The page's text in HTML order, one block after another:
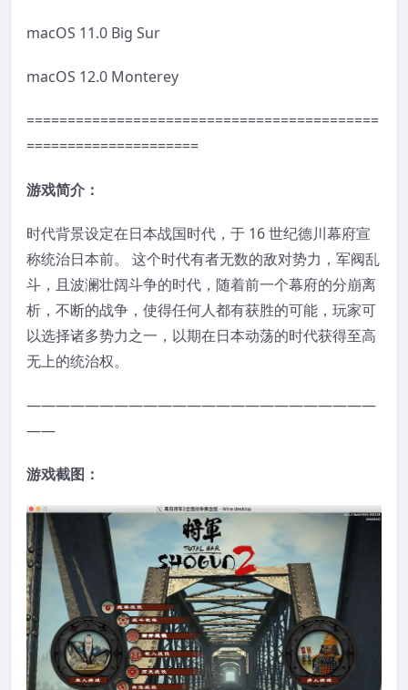
macOS 11.0 Big Sur
macOS 12.0 Monterey
===========================================
=====================
游戏简介：
时代背景设定在日本战国时代，于 16 世纪德川幕府宣
称统治日本前。 这个时代有者无数的敌对势力，军阀乱
斗，且波澜壮阔斗争的时代，随着前一个幕府的分崩离
析，不断的战争，使得任何人都有获胜的可能，玩家可
以选择诸多势力之一，以期在日本动荡的时代获得至高
无上的统治权。
————————————————————————
——
游戏截图：